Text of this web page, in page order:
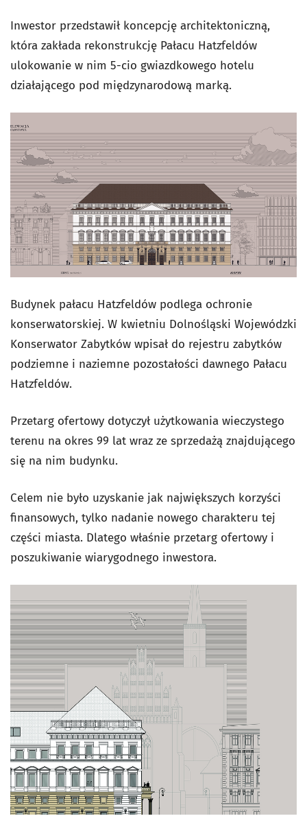
Inwestor przedstawił koncepcję architektoniczną,
która zakłada rekonstrukcję Pałacu Hatzfeldów
ulokowanie w nim 5-cio gwiazdkowego hotelu
działającego pod międzynarodową marką.
Budynek pałacu Hatzfeldów podlega ochronie
konserwatorskiej. W kwietniu Dolnośląski Wojewódzki
Konserwator Zabytków wpisał do rejestru zabytków
podziemne i naziemne pozostałości dawnego Pałacu
Hatzfeldów.
Przetarg ofertowy dotyczył użytkowania wieczystego
terenu na okres 99 lat wraz ze sprzedażą znajdującego
się na nim budynku.
Celem nie było uzyskanie jak największych korzyści
finansowych, tylko nadanie nowego charakteru tej
części miasta. Dlatego właśnie przetarg ofertowy i
poszukiwanie wiarygodnego inwestora.